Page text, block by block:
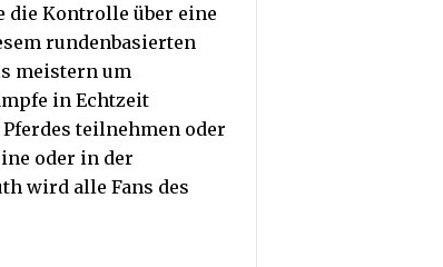
die Kontrolle über eine
rundenbasierten
meistern um
in Echtzeit
teilnehmen oder
oder in der
wird alle Fans des